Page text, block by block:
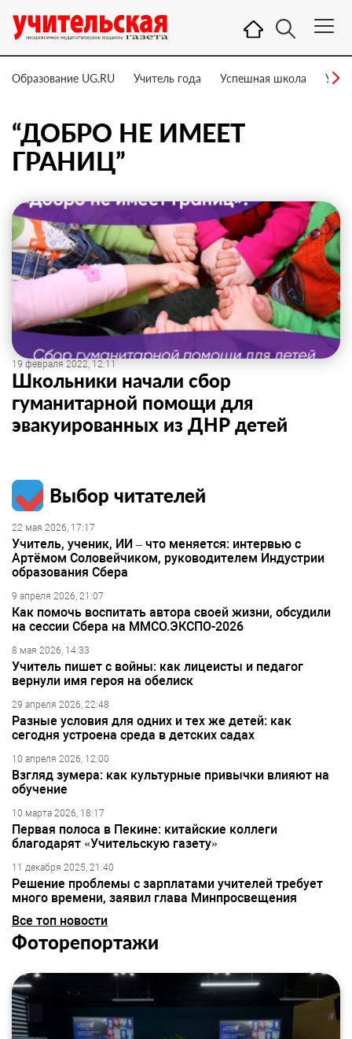
Образование UG.RU Учитель года Успешная школа
“ДОБРО НЕ ИМЕЕТ
ГРАНИЦ”
19 февраля 2022, 12:11
Школьники начали сбор
гуманитарной помощи для
эвакуированных из ДНР детей
Выбор читателей
22 мая 2026, 17:17
Учитель, ученик, ИИ – что меняется: интервью с
Артёмом Соловейчиком, руководителем Индустрии
образования Сбера
9 апреля 2026, 21:07
Как помочь воспитать автора своей жизни, обсудили
на сессии Сбера на ММСО.ЭКСПО-2026
8 мая 2026, 14:33
Учитель пишет с войны: как лицеисты и педагог
вернули имя героя на обелиск
29 апреля 2026, 22:48
Разные условия для одних и тех же детей: как
сегодня устроена среда в детских садах
10 апреля 2026, 12:00
Взгляд зумера: как культурные привычки влияют на
обучение
10 марта 2026, 18:17
Первая полоса в Пекине: китайские коллеги
благодарят «Учительскую газету»
11 декабря 2025, 21:40
Решение проблемы с зарплатами учителей требует
много времени, заявил глава Минпросвещения
Все топ новости
Фоторепортажи